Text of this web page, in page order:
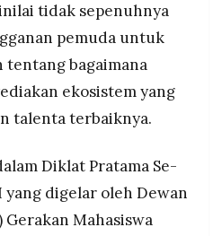
ada kesempatan kerja
program
Sekolah Rakyat)
yang membumi agar
menangkal disinformasi di
tidak sepenuhnya
pemuda untuk
tentang bagaimana
ekosistem yang
talenta terbaiknya.
Diklat Pratama Se-
digelar oleh Dewan
Gerakan Mahasiswa